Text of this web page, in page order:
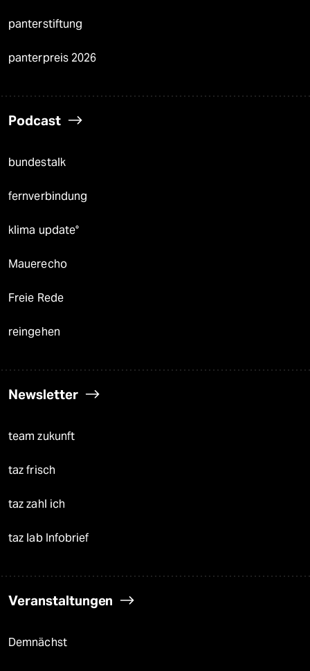
panterstiftung
panterpreis 2026
Podcast
bundestalk
fernverbindung
klima update°
Mauerecho
Freie Rede
reingehen
Newsletter
team zukunft
taz frisch
taz zahl ich
taz lab Infobrief
Veranstaltungen
Demnächst